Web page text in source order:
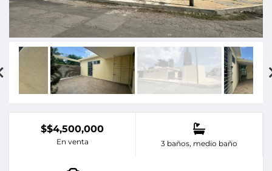
$$4,500,000
En venta 3 baños, medio baño